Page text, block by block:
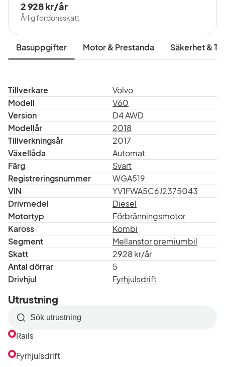
Årlig fordonsskatt
2 928 kr/år
Basuppgifter Motor & Prestanda Säkerhet &
Tillverkare
Volvo
Modell
V60
Version
D4 AWD
Modellår
2018
Tillverkningsår
2017
Växellåda
Automat
Färg
Svart
Registreringsnummer
WGA519
VIN
YV1FWA5C6J2375043
Drivmedel
Diesel
Motortyp
Förbränningsmotor
Kaross
Kombi
Segment
Mellanstor premiumbil
Skatt
2928 kr/år
Antal dörrar
5
Drivhjul
Fyrhjulsdrift
Utrustning
Sök
efter
i
Rails
Fyrhjulsdrift